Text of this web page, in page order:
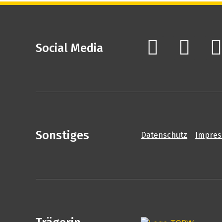
Social Media
Sonstiges Datenschutz